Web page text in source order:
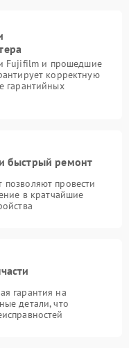
Fujifilm и прошедшие
корректную
гарантийных
быстрый ремонт
провести
в кратчайшие
гарантия на
детали, что